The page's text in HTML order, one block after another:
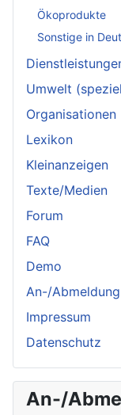
Ökoprodukte
Sonstige in
Umwelt
Organisationen
Lexikon
Kleinanzeigen
Texte/Medien
Forum
FAQ
Demo
An-/Abmeldung
Impressum
Datenschutz
An-/